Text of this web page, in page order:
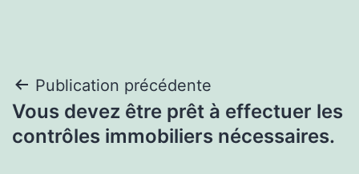
Navigation
de
Publication précédente
Vous devez être prêt à effectuer les
contrôles immobiliers nécessaires.